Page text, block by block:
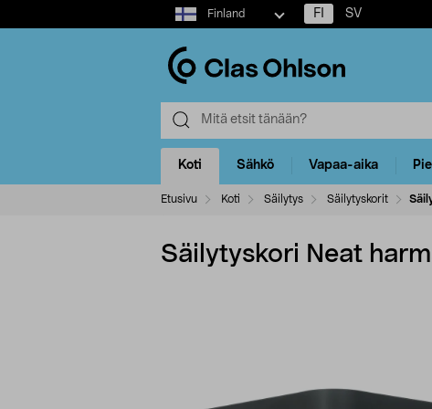
Select
market
Finland FI SV
Koti Sähkö Vapaa-aika
Etusivu Koti Säilytys Säilytyskorit
Säilytyskori Neat